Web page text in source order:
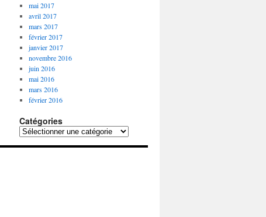
mai 2017
avril 2017
mars 2017
février 2017
janvier 2017
novembre 2016
juin 2016
mai 2016
mars 2016
février 2016
Catégories
Catégories